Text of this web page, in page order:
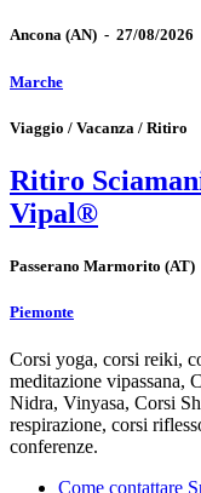
Ancona (AN) - 27/08/2026
Marche
Viaggio / Vacanza / Ritiro
Ritiro
Vipal®
Passerano Marmorito (AT)
Piemonte
Corsi yoga, corsi reiki,
meditazione vipassana,
Nidra, Vinyasa, Corsi
respirazione, corsi
conferenze.
Come contattare